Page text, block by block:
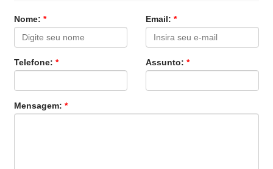
Nome:* Email: *
Telefone:* Assunto: *
Mensagem:*